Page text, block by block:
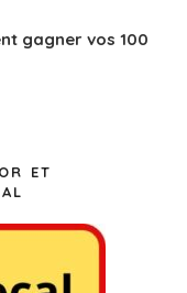
gagner vos 100
ET